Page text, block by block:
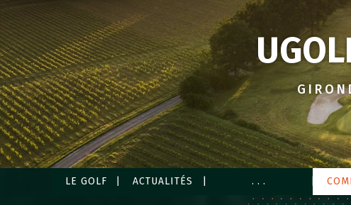
LES
LE GOLF
LES
LES
LES
LE GOLF ACTUALITÉS ...